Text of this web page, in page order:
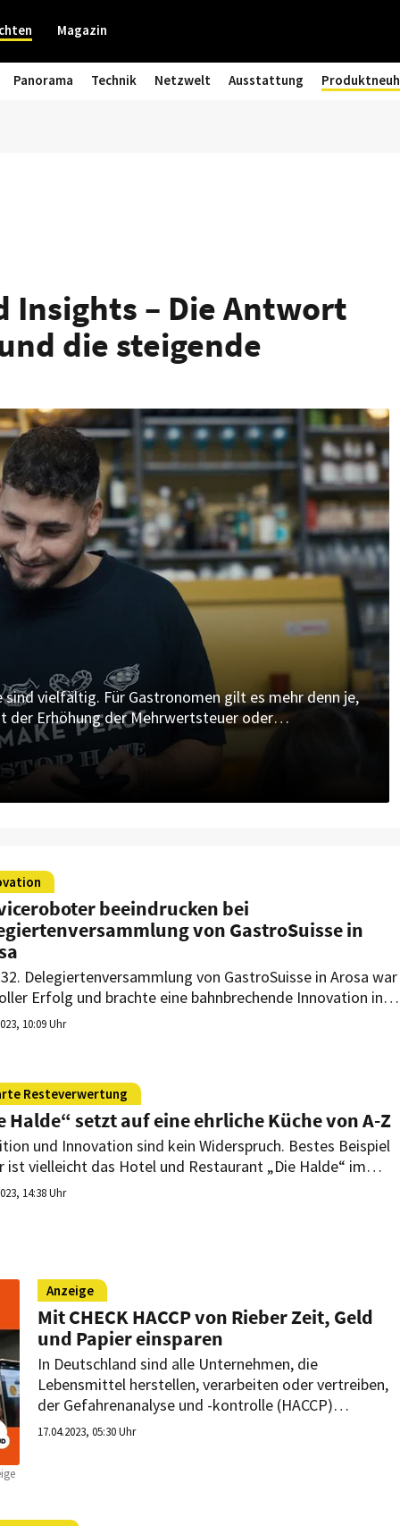
Magazin
Panorama Technik Netzwelt Ausstattung
vielfältig. Für Gastronomen gilt es mehr denn je,
der Erhöhung der Mehrwertsteuer oder
Insights unterstützt Gastronomen dabei, ihre
zu maximieren.
Insights – Die Antwort
die steigende
beeindrucken bei
von GastroSuisse in
Delegiertenversammlung von GastroSuisse in Arosa war
Erfolg und brachte eine bahnbrechende Innovation in
hervor: die Serviceroboter.
10:09 Uhr
Resteverwertung
Halde“ setzt auf eine ehrliche Küche von A-Z
und Innovation sind kein Widerspruch. Bestes Beispiel
ist vielleicht das Hotel und Restaurant „Die Halde“ im
Sie setzt auf Regionalität, Authentizität und eine
14:38 Uhr
Anzeige
Mit CHECK HACCP von Rieber Zeit, Geld
und Papier einsparen
In Deutschland sind alle Unternehmen, die
Lebensmittel herstellen, verarbeiten oder vertreiben,
der Gefahrenanalyse und -kontrolle (HACCP)
verpflichtet – inklusive der lückenlosen
17.04.2023, 05:30 Uhr